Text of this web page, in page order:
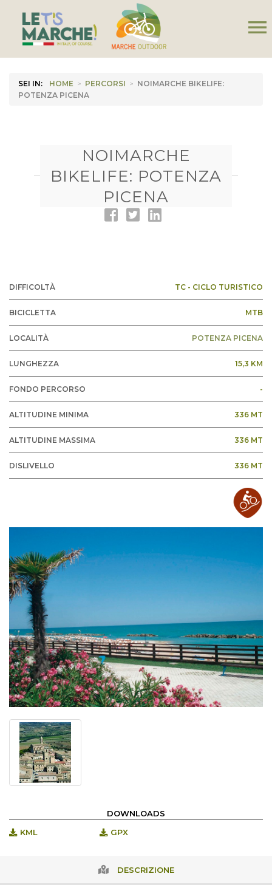
menu
SEI IN: HOME > PERCORSI > NOIMARCHE BIKELIFE:
POTENZA PICENA
NOIMARCHE
BIKELIFE: POTENZA
PICENA
DIFFICOLTÀ TC - CICLO TURISTICO
BICICLETTA MTB
LOCALITÀ POTENZA PICENA
LUNGHEZZA 15,3 KM
FONDO PERCORSO -
ALTITUDINE MINIMA 336 MT
ALTITUDINE MASSIMA 336 MT
DISLIVELLO 336 MT
DOWNLOADS
KML
GPX
DESCRIZIONE